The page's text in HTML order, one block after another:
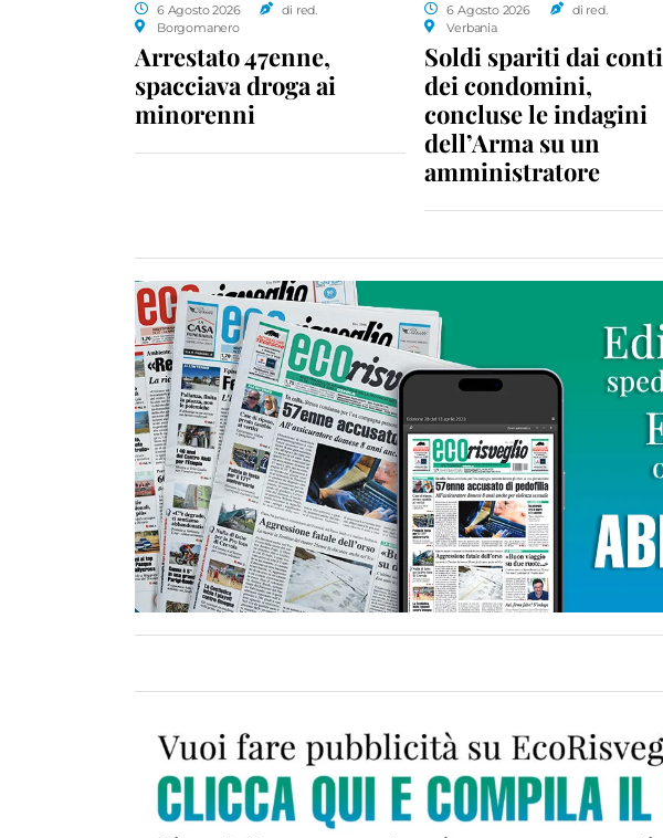
6 Agosto 2026
di red.
Borgomanero
Arrestato 47enne,
spacciava droga ai
minorenni
6 Agosto 2026
di red.
Verbania
Soldi spariti dai conti
dei condomini,
concluse le indagini
dell’Arma su un
amministratore